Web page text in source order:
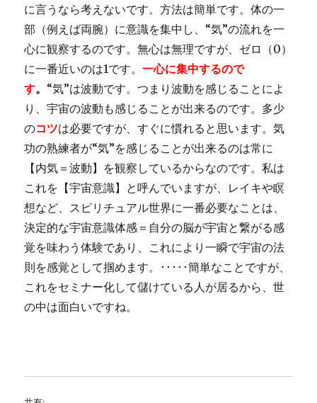
に言うなら考えないです。方法は簡単です。体の一
部（例えば両腕）に意識を集中し、“気”の流れを一
心に観察するのです。無心は無理ですが、ゼロ（0）
に一番近いのは1です。一心に集中するので
す。 “気”は波動です。つまり波動を感じることによ
り、宇宙の波動も感じることが出来るのです。多少
のコツは必要ですが、すぐに慣れると思います。気
功の熟練者が“気”を感じることが出来るのは常に
【内気＝波動】を観察しているからなのです。私は
これを【宇宙意識】と呼んでいますが、レイキや瞑
想など、スピリチュアル世界に一番必要なことは、
決定的な宇宙意識体感＝自分の脳が宇宙と繋がる感
覚を味わう体験であり、これにより一瞬で宇宙の法
則を感覚として掴めます。･････簡単なことですが、
これをセミナー化して儲けている人が居るから、世
の中は面白いですね。